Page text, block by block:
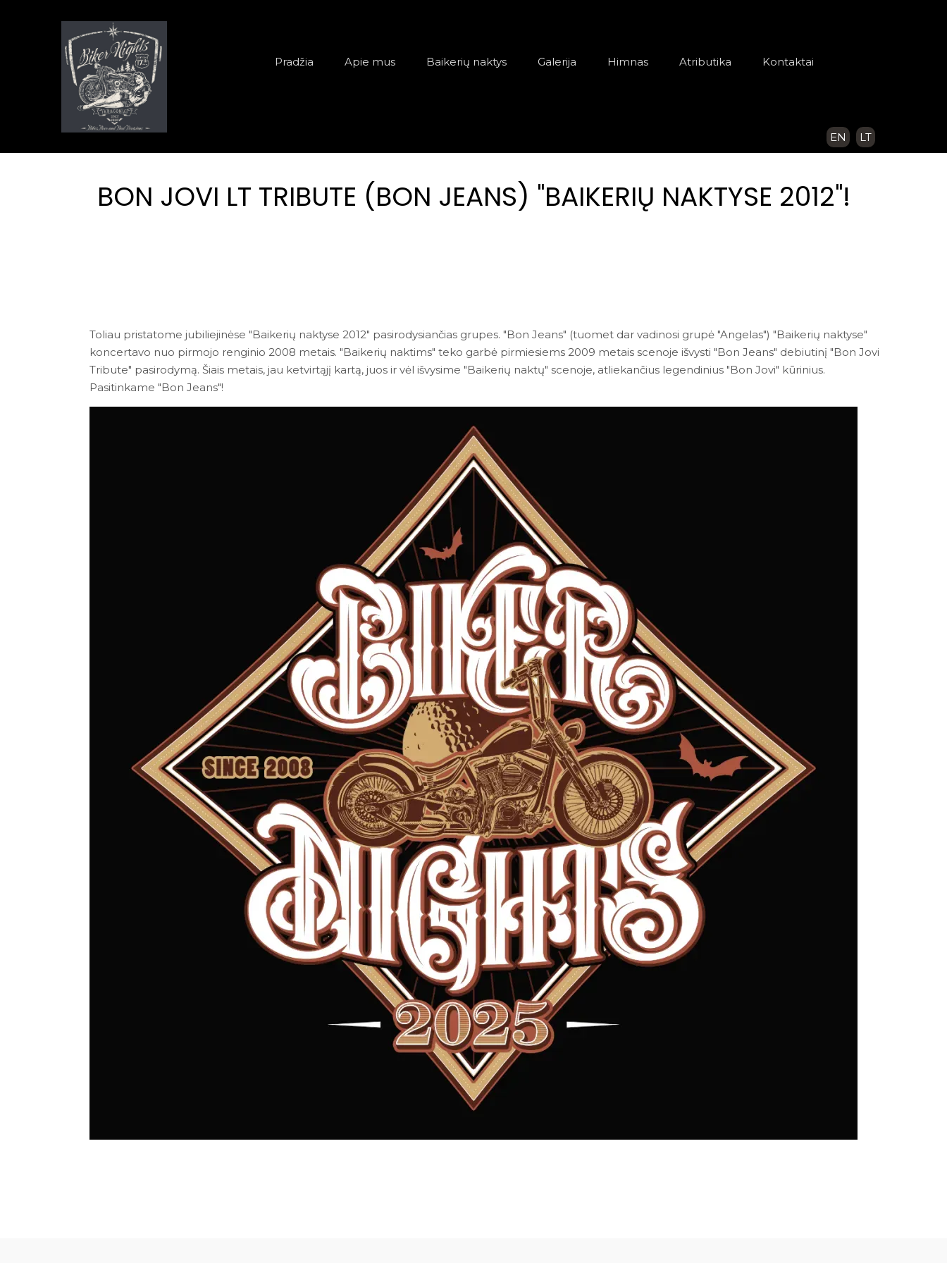
EN LT
Pagrindinė navigacija
Pradžia Apie mus Baikerių naktys Galerija Himnas Atributika Kontaktai
BON JOVI LT TRIBUTE (BON JEANS) "BAIKERIŲ NAKTYSE 2012"!
Toliau pristatome jubiliejinėse "Baikerių naktyse 2012" pasirodysiančias grupes. "Bon Jeans" (tuomet dar vadinosi grupė "Angelas") "Baikerių naktyse"
koncertavo nuo pirmojo renginio 2008 metais. "Baikerių naktims" teko garbė pirmiesiems 2009 metais scenoje išvysti "Bon Jeans" debiutinį "Bon Jovi
Tribute" pasirodymą. Šiais metais, jau ketvirtąjį kartą, juos ir vėl išvysime "Baikerių naktų" scenoje, atliekančius legendinius "Bon Jovi" kūrinius.
Pasitinkame "Bon Jeans"!